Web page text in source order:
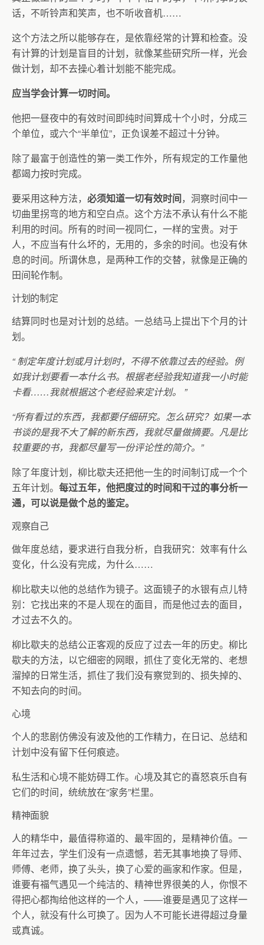
话，不听铃声和笑声，也不听收音机……
这个方法之所以能够存在，是依靠经常的计算和检查。没
有计算的计划是盲目的计划，就像某些研究所一样，光会
做计划，却不去操心着计划能不能完成。
应当学会计算一切时间。
他把一昼夜中的有效时间即纯时间算成十个小时，分成三
个单位，或六个“半单位”，正负误差不超过十分钟。
除了最富于创造性的第一类工作外，所有规定的工作量他
都竭力按时完成。
要采用这种方法， 必须知道一切有效时间，洞察时间中一
切曲里拐弯的地方和空白点。这个方法不承认有什么不能
利用的时间。所有的时间一视同仁，一样的宝贵。对于
人，不应当有什么坏的，无用的，多余的时间。也没有休
息的时间。所谓休息，是两种工作的交替，就像是正确的
田间轮作制。
计划的制定
结算同时也是对计划的总结。一总结马上提出下个月的计
划。
“ 制定年度计划或月计划时，不得不依靠过去的经验。例
如我计划要看一本什么书。根据老经验我知道我一小时能
卡看……我就根据这个老经验来定计划。
”
“所有看过的东西，我都要仔细研究。怎么研究？如果一本
书谈的是我不大了解的新东西，我就尽量做摘要。凡是比
较重要的书，我都尽量写一份评论性的简介。”
除了年度计划， 柳比歇夫还把他一生的时间制订成一个个
五年计划。 每过五年，他把度过的时间和干过的事分析一
通，可以说是做个总的鉴定。
观察自己
做年度总结，要求进行自我分析，自我研究：效率有什么
变化，什么没有完成，为什么……
柳比歇夫以他的总结作为镜子。这面镜子的水银有点儿特
别：它找出来的不是人现在的面目，而是他过去的面目，
才过去不久的。
柳比歇夫的总结公正客观的反应了过去一年的历史。柳比
歇夫的方法，以它细密的网眼，抓住了变化无常的、老想
溜掉的日常生活，抓住了我们没有察觉到的、损失掉的、
不知去向的时间。
心境
个人的悲剧仿佛没有波及他的工作精力，在日记、总结和
计划中没有留下任何痕迹。
私生活和心境不能妨碍工作。心境及其它的喜怒哀乐自有
它们的时间，统统放在“家务”栏里。
精神面貌
人的精华中，最值得称道的、最牢固的，是精神价值。一
年年过去，学生们没有一点遗憾，若无其事地换了导师、
师傅、老师，换了头头，换了心爱的画家和作家。但是，
谁要有福气遇见一个纯洁的、精神世界很美的人，你恨不
得把心都掏给他这样的一个人，——谁要是遇见了这样一
个人，就没有什么可换了。因为人不可能长进得超过身量
或真诚。